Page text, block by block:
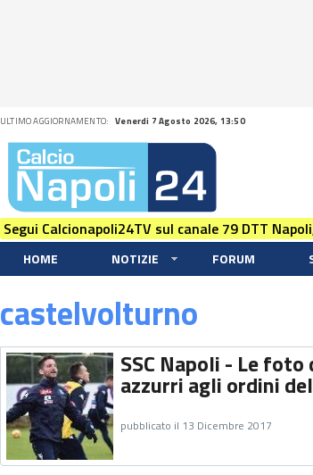
ULTIMO AGGIORNAMENTO: Venerdi 7 Agosto 2026, 13:50
Segui Calcionapoli24TV sul canale 79 DTT
HOME NOTIZIE FORUM
castelvolturno
SSC Napoli - Le
azzurri agli ordini
pubblicato il 13 Dicembre 2017